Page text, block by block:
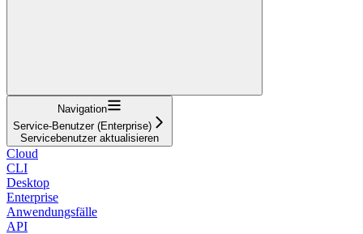
Navigation
Service-Benutzer (Enterprise)
Servicebenutzer aktualisieren
Cloud
CLI
Desktop
Enterprise
Anwendungsfälle
API